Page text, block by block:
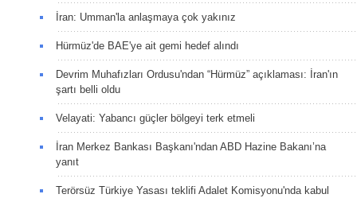
İran: Umman'la anlaşmaya çok yakınız
Hürmüz'de BAE'ye ait gemi hedef alındı
Devrim Muhafızları Ordusu'ndan “Hürmüz” açıklaması: İran'ın
şartı belli oldu
Velayati: Yabancı güçler bölgeyi terk etmeli
İran Merkez Bankası Başkanı'ndan ABD Hazine Bakanı’na
yanıt
Terörsüz Türkiye Yasası teklifi Adalet Komisyonu'nda kabul